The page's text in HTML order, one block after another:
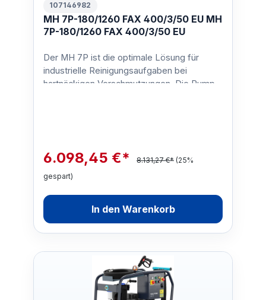
107146982
MH 7P-180/1260 FAX 400/3/50 EU MH
7P-180/1260 FAX 400/3/50 EU
Der MH 7P ist die optimale Lösung für
industrielle Reinigungsaufgaben bei
hartnäckigen Verschmutzungen. Die Pumpe
6.098,45 €* 8.131,27 €* (25%
gespart)
In den Warenkorb